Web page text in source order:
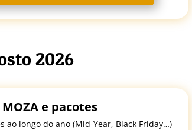
2026
e pacotes
ao longo do ano (Mid-Year, Black Friday…)